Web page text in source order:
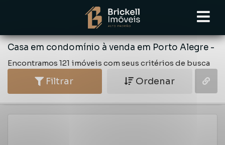
Casa em condomínio à venda em Porto Alegre -
Encontramos 121 imóveis com seus critérios de busca
Filtrar Ordenar